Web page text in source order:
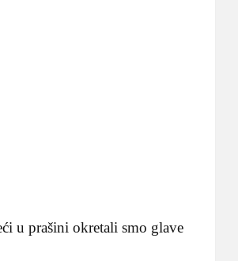
u prašini okretali smo glave